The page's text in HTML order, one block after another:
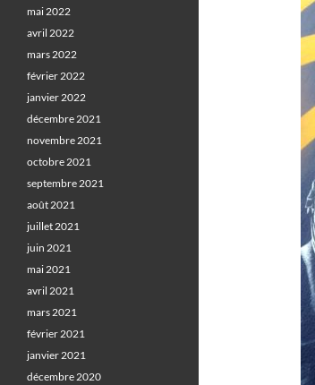
mai 2022
avril 2022
mars 2022
février 2022
janvier 2022
décembre 2021
novembre 2021
octobre 2021
septembre 2021
août 2021
juillet 2021
juin 2021
mai 2021
avril 2021
mars 2021
février 2021
janvier 2021
décembre 2020